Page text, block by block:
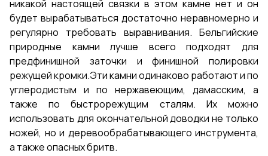
никакой настоящей связки в этом камне нет и он
будет вырабатываться достаточно неравномерно и
регулярно требовать выравнивания. Бельгийские
природные камни лучше всего подходят для
предфинишной заточки и финишной полировки
режущей кромки.Эти камни одинаково работают и по
углеродистым и по нержавеющим, дамасским, а
также по быстрорежущим сталям. Их можно
использовать для окончательной доводки не только
ножей, но и деревообрабатывающего инструмента,
а также опасных бритв.